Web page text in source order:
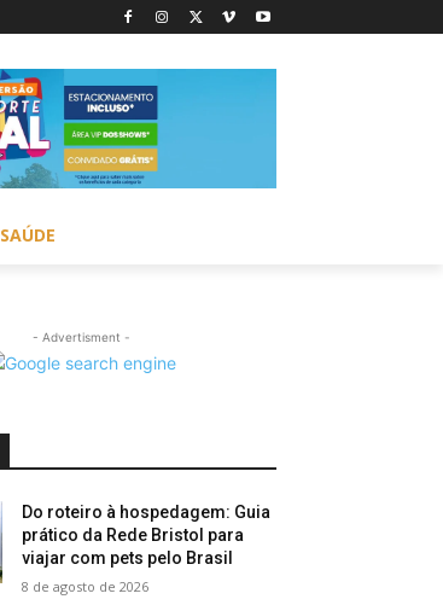
SAÚDE
- Advertisment -
Do roteiro à hospedagem: Guia
prático da Rede Bristol para
viajar com pets pelo Brasil
8 de agosto de 2026